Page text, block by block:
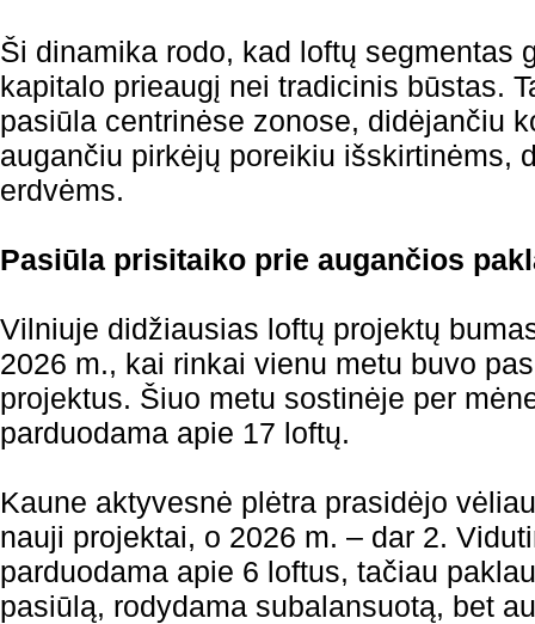
Ši dinamika rodo, kad loftų segmentas
kapitalo prieaugį nei tradicinis būstas.
pasiūla centrinėse zonose, didėjančiu
augančiu pirkėjų poreikiu išskirtinėms,
erdvėms.
Pasiūla prisitaiko prie augančios
Vilniuje didžiausias loftų projektų
2026 m., kai rinkai vienu metu buvo
projektus. Šiuo metu sostinėje per
parduodama apie 17 loftų.
Kaune aktyvesnė plėtra prasidėjo
nauji projektai, o 2026 m. – dar 2.
parduodama apie 6 loftus, tačiau
pasiūlą, rodydama subalansuotą, bet